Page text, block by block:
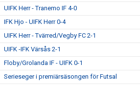
UIFK Herr - Tranemo IF 4-0
IFK Hjo - UIFK Herr 0-4
UIFK Herr - Tvärred/Vegby FC 2-1
UIFK -IFK Värsås 2-1
Floby/Grolanda IF - UIFK 0-1
Serieseger i premiärsäsongen för Futsal